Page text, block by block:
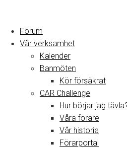
Forum
Vår verksamhet
Kalender
Banmöten
Kör försäkrat
CAR Challenge
Hur börjar jag
Våra förare
Vår historia
Förarportal